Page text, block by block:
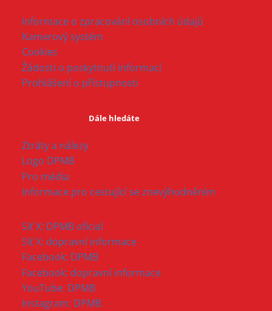
Informace o zpracování osobních údajů
Kamerový systém
Cookies
Žádosti o poskytnutí informací
Prohlášení o přístupnosti
Dále hledáte
Ztráty a nálezy
Logo DPMB
Pro média
Informace pro cestující se znevýhodněním
Síť X: DPMB oficial
Síť X: dopravní informace
Facebook: DPMB
Facebook: dopravní informace
YouTube: DPMB
Instagram: DPMB